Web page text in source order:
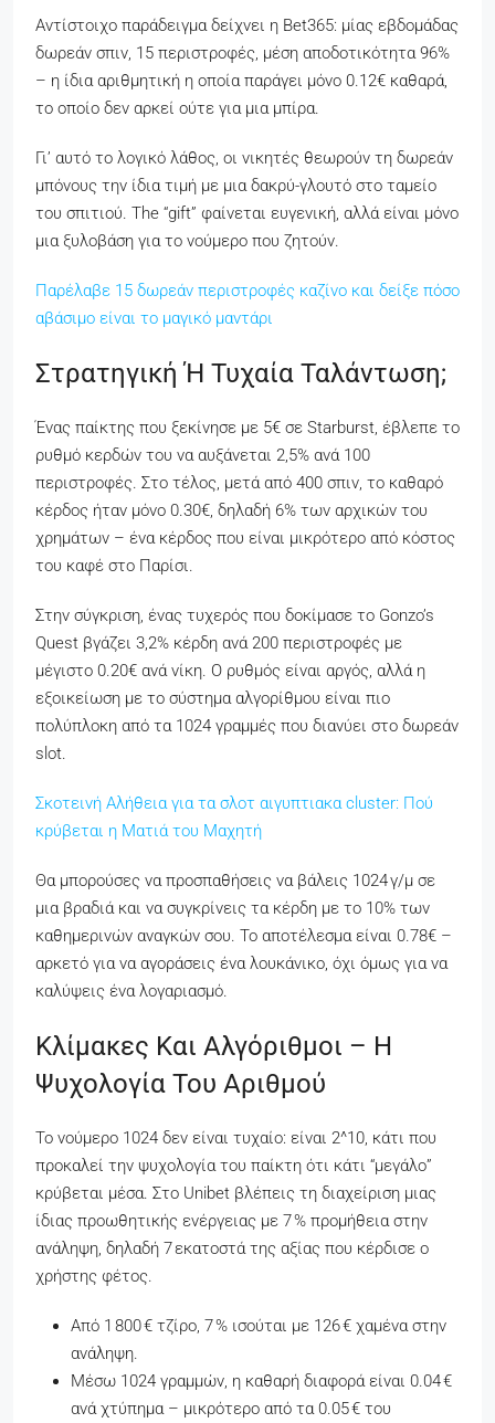
Αντίστοιχο παράδειγμα δείχνει η Bet365: μίας εβδομάδας
δωρεάν σπιν, 15 περιστροφές, μέση αποδοτικότητα 96%
– η ίδια αριθμητική η οποία παράγει μόνο 0.12€ καθαρά,
το οποίο δεν αρκεί ούτε για μια μπίρα.
Γι’ αυτό το λογικό λάθος, οι νικητές θεωρούν τη δωρεάν
μπόνους την ίδια τιμή με μια δακρύ-γλουτό στο ταμείο
του σπιτιού. The “gift” φαίνεται ευγενική, αλλά είναι μόνο
μια ξυλοβάση για το νούμερο που ζητούν.
Παρέλαβε 15 δωρεάν περιστροφές καζίνο και δείξε πόσο
αβάσιμο είναι το μαγικό μαντάρι
Στρατηγική Ή Τυχαία Ταλάντωση;
Ένας παίκτης που ξεκίνησε με 5€ σε Starburst, έβλεπε το
ρυθμό κερδών του να αυξάνεται 2,5% ανά 100
περιστροφές. Στο τέλος, μετά από 400 σπιν, το καθαρό
κέρδος ήταν μόνο 0.30€, δηλαδή 6% των αρχικών του
χρημάτων – ένα κέρδος που είναι μικρότερο από κόστος
του καφέ στο Παρίσι.
Στην σύγκριση, ένας τυχερός που δοκίμασε το Gonzo’s
Quest βγάζει 3,2% κέρδη ανά 200 περιστροφές με
μέγιστο 0.20€ ανά νίκη. Ο ρυθμός είναι αργός, αλλά η
εξοικείωση με το σύστημα αλγορίθμου είναι πιο
πολύπλοκη από τα 1024 γραμμές που διανύει στο δωρεάν
slot.
Σκοτεινή Αλήθεια για τα σλοτ αιγυπτιακα cluster: Πού
κρύβεται η Ματιά του Μαχητή
Θα μπορούσες να προσπαθήσεις να βάλεις 1024 γ/μ σε
μια βραδιά και να συγκρίνεις τα κέρδη με το 10% των
καθημερινών αναγκών σου. Το αποτέλεσμα είναι 0.78€ –
αρκετό για να αγοράσεις ένα λουκάνικο, όχι όμως για να
καλύψεις ένα λογαριασμό.
Κλίμακες Και Αλγόριθμοι – Η
Ψυχολογία Του Αριθμού
Το νούμερο 1024 δεν είναι τυχαίο: είναι 2^10, κάτι που
προκαλεί την ψυχολογία του παίκτη ότι κάτι “μεγάλο”
κρύβεται μέσα. Στο Unibet βλέπεις τη διαχείριση μιας
ίδιας προωθητικής ενέργειας με 7 % προμήθεια στην
ανάληψη, δηλαδή 7 εκατοστά της αξίας που κέρδισε ο
χρήστης φέτος.
Από 1 800 € τζίρο, 7 % ισούται με 126 € χαμένα στην
ανάληψη.
Μέσω 1024 γραμμών, η καθαρή διαφορά είναι 0.04 €
ανά χτύπημα – μικρότερο από τα 0.05 € του